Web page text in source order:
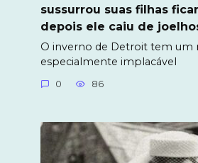
sussurrou suas filhas
depois ele caiu de
O inverno de Detroit tem um
especialmente implacável
0 86